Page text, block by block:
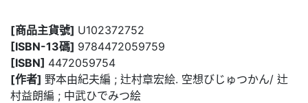
[商品主貨號] U102372752
[ISBN-13碼] 9784472059759
[ISBN] 4472059754
[作者] 野本由紀夫編 ; 辻村章宏絵. 空想びじゅつかん/ 辻
村益朗編 ; 中武ひでみつ絵